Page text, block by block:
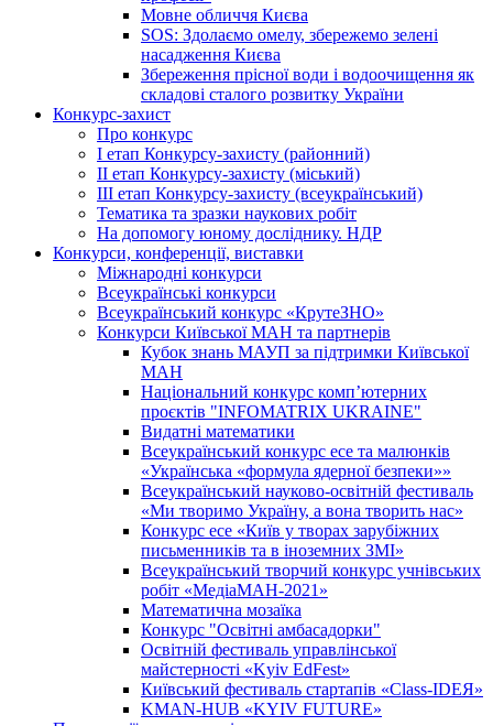
Мовне обличчя Києва
SOS: Здолаємо омелу, збережемо зелені
насадження Києва
Збереження прісної води і водоочищення як
складові сталого розвитку України
Конкурс-захист
Про конкурс
І етап Конкурсу-захисту (районний)
ІІ етап Конкурсу-захисту (міський)
ІІІ етап Конкурсу-захисту (всеукраїнський)
Тематика та зразки наукових робіт
На допомогу юному досліднику. НДР
Конкурси, конференції, виставки
Міжнародні конкурси
Всеукраїнські конкурси
Всеукраїнський конкурс «КрутеЗНО»
Конкурси Київської МАН та партнерів
Кубок знань МАУП за підтримки Київської
МАН
Національний конкурс комп’ютерних
проєктів "INFOMATRIX UKRAINE"
Видатні математики
Всеукраїнський конкурс есе та малюнків
«Українська «формула ядерної безпеки»»
Всеукраїнський науково-освітній фестиваль
«Ми творимо Україну, а вона творить нас»
Конкурс есе «Київ у творах зарубіжних
письменників та в іноземних ЗМІ»
Всеукраїнський творчий конкурс учнівських
робіт «МедіаМАН-2021»
Математична мозаїка
Конкурс "Освітні амбасадорки"
Освітній фестиваль управлінської
майстерності «Kyiv EdFest»
Київський фестиваль стартапів «Class-IDEЯ»
KMAN-HUB «KYIV FUTURE»